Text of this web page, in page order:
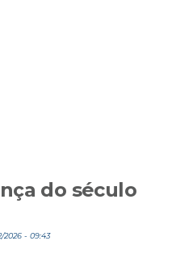
do século
- 09:43